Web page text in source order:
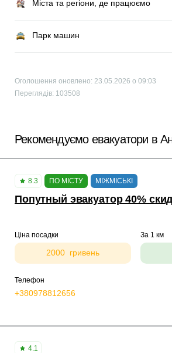
Міста та регіони, де працюємо
Парк машин
Оголошення оновлено: 23.05.2026 о 09:03
Переглядів: 103508
Рекомендуємо евакуатори в
8.3 ПО МІСТУ МІЖМІСЬКІ
Попутный эвакуатор 40%
Ціна посадки
2000 гривень
За 1 км
Телефон
+380978812656
4.1